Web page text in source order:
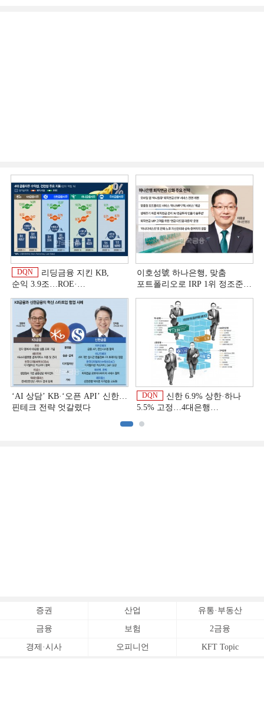
DQN
리딩금융 지킨 KB,
순익 3.9조…ROE·
상반기 금융 리그테이블]
이호성號 하나은행, 맞춤
포트폴리오로 IRP 1위 정조준
‘AI 상담’ KB·‘오픈 API’ 신한…
핀테크 전략 엇갈렸다
DQN
신한 6.9% 상한·하나
5.5% 고정…4대은행
증권 산업 유통·부동산
금융 보험 2금융
경제·시사 오피니언 KFT Topic